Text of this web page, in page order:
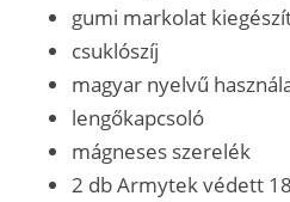
gumi markolat
csuklószíj
magyar nyelvű
lengőkapcsoló
mágneses szerelék
2 db Armytek védett